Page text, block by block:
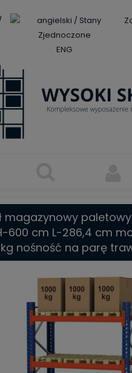
ENG
magazynowy paletowy
600 cm L-286,4 cm
nośność na parę